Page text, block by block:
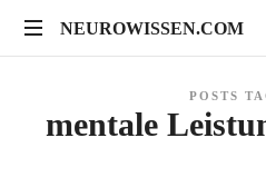
NEUROWISSEN.COM
NEUROWISSEN.COM
Gehirngesundheit,
POSTS
mentale